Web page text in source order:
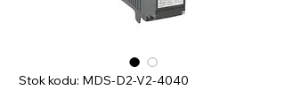
Stok kodu: MDS-D2-V2-4040